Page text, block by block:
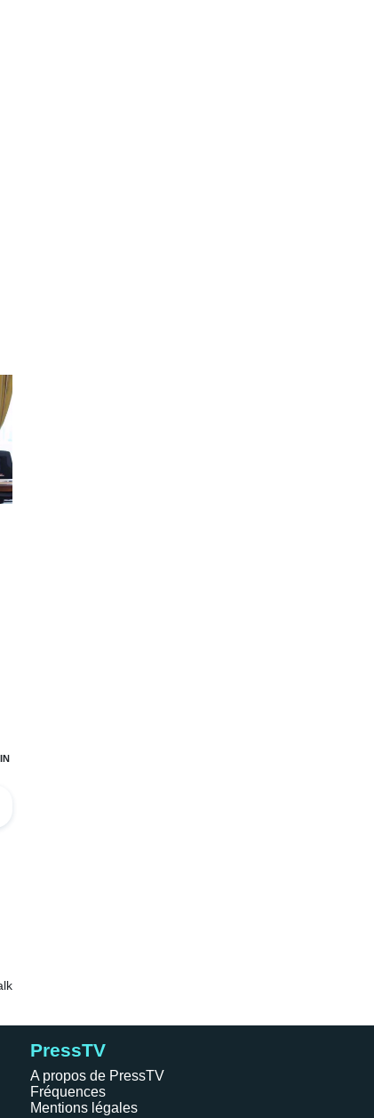
PressTV
A propos de PressTV
Fréquences
Mentions légales